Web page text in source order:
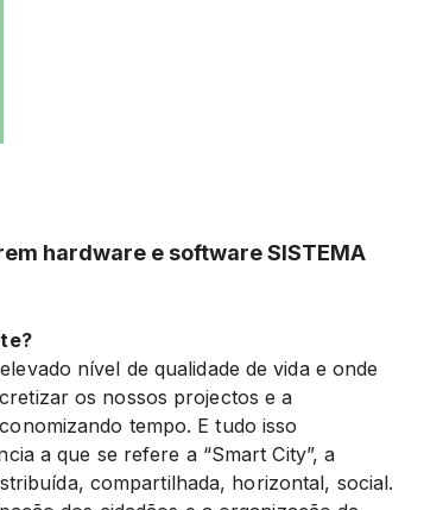
hardware e software SISTEMA
nível de qualidade de vida e onde
os nossos projectos e a
tempo. E tudo isso
a que se refere a “Smart City”, a
compartilhada, horizontal, social.